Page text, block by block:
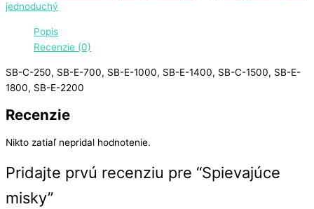
jednoduchý
Popis
Recenzie (0)
SB-C-250, SB-E-700, SB-E-1000, SB-E-1400, SB-C-1500, SB-E-
1800, SB-E-2200
Recenzie
Nikto zatiaľ nepridal hodnotenie.
Pridajte prvú recenziu pre “Spievajúce
misky”